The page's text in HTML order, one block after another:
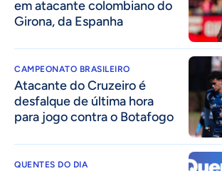
em atacante colombiano do
Girona, da Espanha
CAMPEONATO BRASILEIRO
Atacante do Cruzeiro é
desfalque de última hora
para jogo contra o Botafogo
QUENTES DO DIA